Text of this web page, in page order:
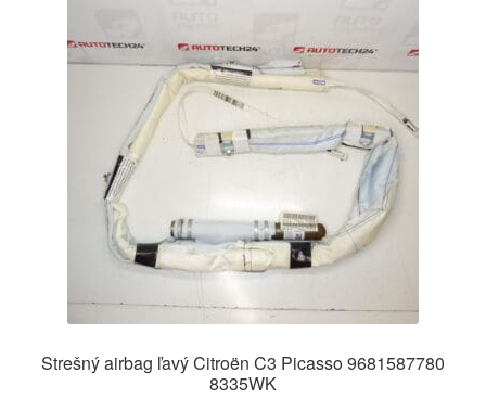
Strešný airbag ľavý Citroën C3 Picasso 9681587780
8335WK